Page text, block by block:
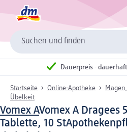
Suchen und finden
Dauerpreis -
Startseite Online-Apotheke
Übelkeit
Vomex AVomex A Dragees
Tablette, 10 St